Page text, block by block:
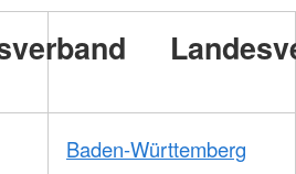
Baden-Württemberg